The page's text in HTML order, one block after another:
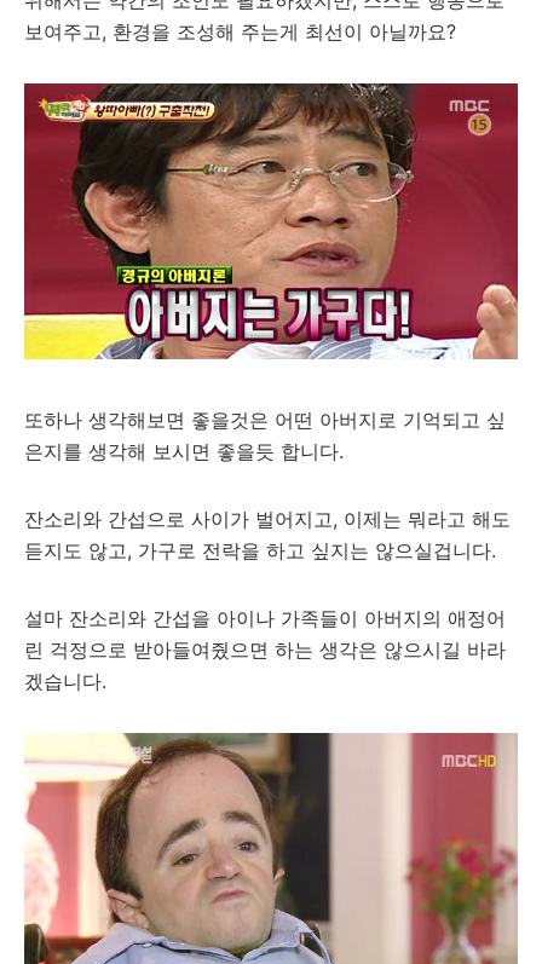
보여주고, 환경을 조성해 주는게 최선이 아닐까요?
또하나 생각해보면 좋을것은 어떤 아버지로 기억되고 싶
은지를 생각해 보시면 좋을듯 합니다.
잔소리와 간섭으로 사이가 벌어지고, 이제는 뭐라고 해도
듣지도 않고, 가구로 전락을 하고 싶지는 않으실겁니다.
설마 잔소리와 간섭을 아이나 가족들이 아버지의 애정어
린 걱정으로 받아들여줬으면 하는 생각은 않으시길 바라
겠습니다.